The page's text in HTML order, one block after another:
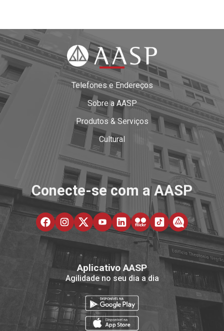
Telefones e Endereços
Sobre a AASP
Produtos & Serviços
Cultural
Conecte-se com a AASP
Aplicativo AASP
Agilidade no seu dia a dia